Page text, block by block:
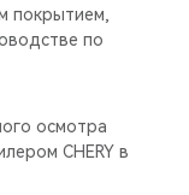
покрытием,
по
осмотра
CHERY в